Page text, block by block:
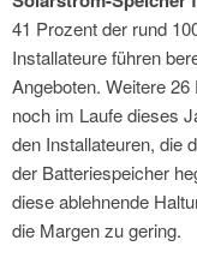
41 Prozent der rund
Installateure führen
Angeboten. Weitere
noch im Laufe dieses
den Installateuren, die
der Batteriespeicher
diese ablehnende
die Margen zu gering.